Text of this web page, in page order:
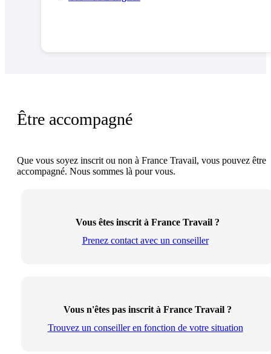
Être accompagné
Que vous soyez inscrit ou non à France Travail, vous pouvez être
accompagné. Nous sommes là pour vous.
Vous êtes inscrit à France Travail ?
Prenez contact avec un conseiller
Vous n'êtes pas inscrit à France Travail ?
Trouvez un conseiller en fonction de votre situation